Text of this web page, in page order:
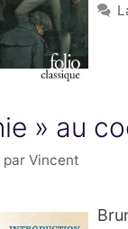
» au
par Vincent